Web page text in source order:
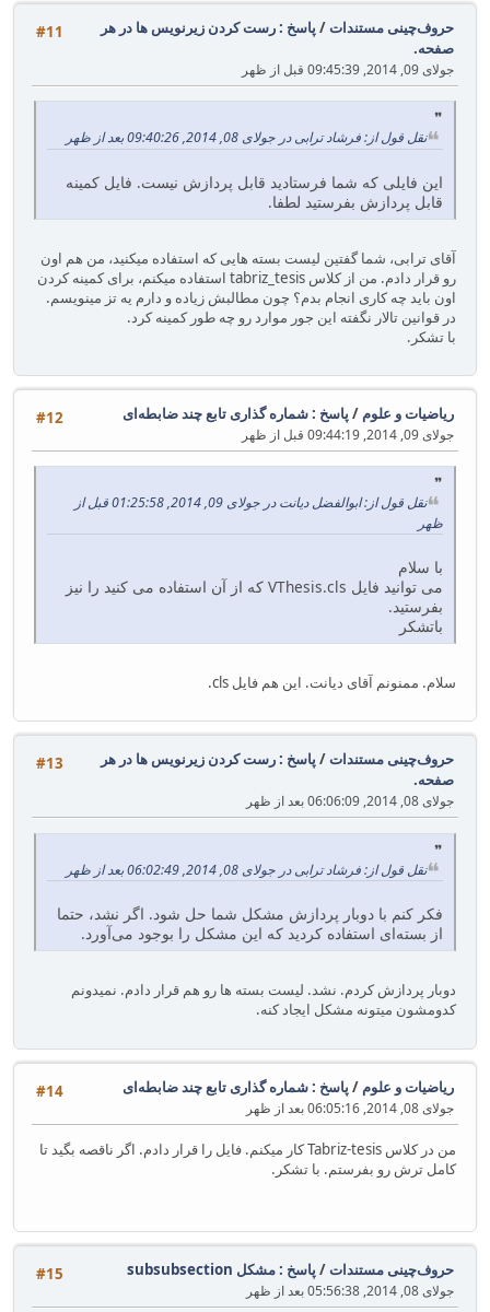
#11 حروف‌چینی مستندات/ پاسخ : رست کردن زیرنویس ها در هر
صفحه.
جولای 09, 2014, 09:45:39 قبل از ظهر
نقل قول از: فرشاد ترابی در جولای 08, 2014, 09:40:26 بعد از ظهر
این فایلی که شما فرستادید قابل پردازش نیست. فایل کمینه
قابل پردازش بفرستید لطفا.
آقای ترابی، شما گفتین لیست بسته هایی که استفاده میکنید، من هم اون
رو قرار دادم. من از کلاس tabriz_tesis استفاده میکنم، برای کمینه کردن
اون باید چه کاری انجام بدم؟ چون مطالبش زیاده و دارم یه تز مینویسم.
در قوانین تالار نگفته این جور موارد رو چه طور کمینه کرد.
با تشکر.
#12 ریاضیات و علوم / پاسخ : شماره گذاری تابع چند ضابطه‌ای
جولای 09, 2014, 09:44:19 قبل از ظهر
نقل قول از: ابوالفضل دیانت در جولای 09, 2014, 01:25:58 قبل از
ظهر
با سلام
می توانید فایل VThesis.cls که از آن استفاده می کنید را نیز
بفرستید.
باتشکر
سلام. ممنونم آقای دیانت. این هم فایل cls.
#13 حروف‌چینی مستندات/ پاسخ : رست کردن زیرنویس ها در هر
صفحه.
جولای 08, 2014, 06:06:09 بعد از ظهر
نقل قول از: فرشاد ترابی در جولای 08, 2014, 06:02:49 بعد از ظهر
فکر کنم با دوبار پردازش مشکل شما حل شود. اگر نشد، حتما
از بسته‌ای استفاده کردید که این مشکل را بوجود می‌آورد.
دوبار پردازش کردم. نشد. لیست بسته ها رو هم قرار دادم. نمیدونم
کدومشون میتونه مشکل ایجاد کنه.
#14 ریاضیات و علوم / پاسخ : شماره گذاری تابع چند ضابطه‌ای
جولای 08, 2014, 06:05:16 بعد از ظهر
من در کلاس Tabriz-tesis کار میکنم. فایل را قرار دادم. اگر ناقصه بگید تا
کامل ترش رو بفرستم. با تشکر.
#15 حروف‌چینی مستندات/ پاسخ : مشکل subsubsection
جولای 08, 2014, 05:56:38 بعد از ظهر